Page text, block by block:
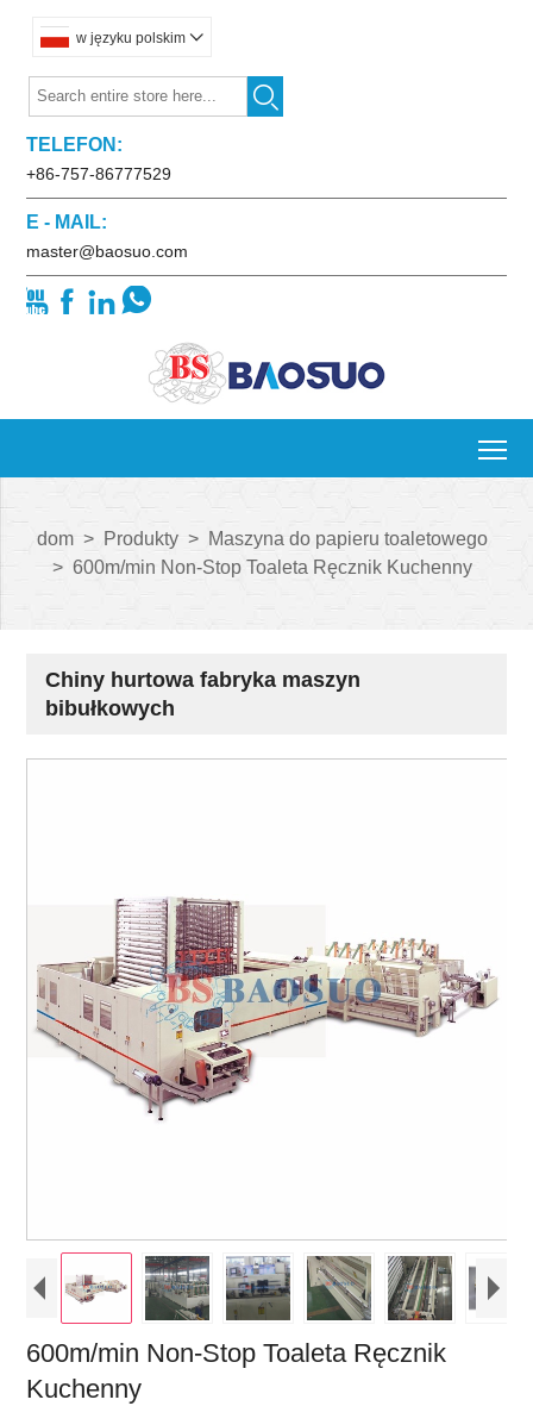
w języku polskim 

TELEFON:
+86-757-86777529
E - MAIL:
master@baosuo.com
   
dom > Produkty >
Maszyna do papieru toaletowego
> 600m/min Non-Stop Toaleta Ręcznik Kuchenny
Chiny hurtowa fabryka maszyn
bibułkowych
600m/min Non-Stop Toaleta Ręcznik
Kuchenny